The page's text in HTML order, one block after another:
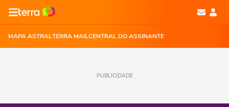
MAPA ASTRALTERRA MAILCENTRAL DO ASSINANTE
PUBLICIDADE